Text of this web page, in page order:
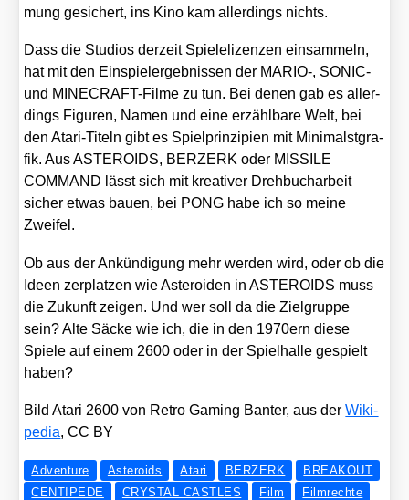
mung gesi­chert, ins Kino kam aller­dings nichts.
Dass die Stu­di­os der­zeit Spiel­e­li­zen­zen ein­sam­meln,
hat mit den Ein­spiel­ergeb­nis­sen der MARIO‑, SONIC-
und MINE­CRAFT-Fil­me zu tun. Bei denen gab es aller­
dings Figu­ren, Namen und eine erzähl­ba­re Welt, bei
den Ata­ri-Titeln gibt es Spiel­prin­zi­pi­en mit Mini­malst­gra­
fik. Aus ASTEROIDS, BERZERK oder MISSILE
COMMAND lässt sich mit krea­ti­ver Dreh­buch­ar­beit
sicher etwas bau­en, bei PONG habe ich so mei­ne
Zwei­fel.
Ob aus der Ankün­di­gung mehr wer­den wird, oder ob die
Ideen zer­plat­zen wie Aste­ro­iden in ASTEROIDS muss
die Zukunft zei­gen. Und wer soll da die Ziel­grup­pe
sein? Alte Säcke wie ich, die in den 1970ern die­se
Spie­le auf einem 2600 oder in der Spiel­hal­le gespielt
haben?
Bild Ata­ri 2600 von Retro Gam­ing Ban­ter, aus derWiki­
pe­dia, CC BY
Adventure Asteroids Atari BERZERK
BREAKOUT
CENTIPEDE
CRYSTAL CASTLES Film
Filmrechte